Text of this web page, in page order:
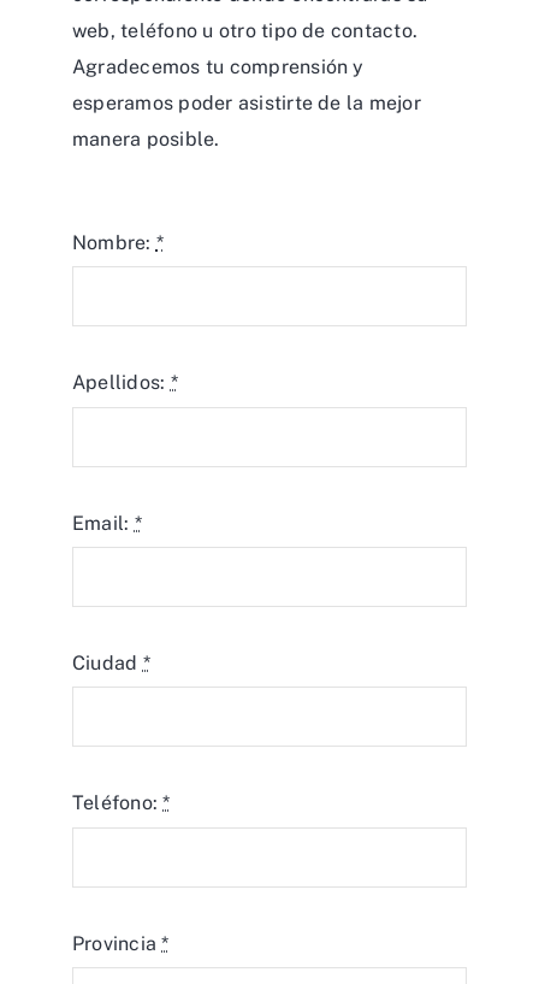
web, teléfono u otro tipo de contacto.
Agradecemos tu comprensión y
esperamos poder asistirte de la mejor
manera posible.
Nombre: *
Apellidos: *
Email: *
Ciudad *
Teléfono:*
Provincia*